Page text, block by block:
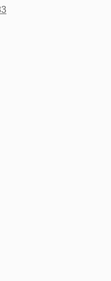
Hardware
para a categoria Periféricos
Computadores
Cadeiras